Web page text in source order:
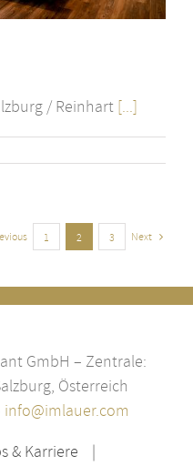
/ Reinhart [...]
1 2 3 Next
GmbH – Zentrale:
Österreich
info@imlauer.com
& Karriere